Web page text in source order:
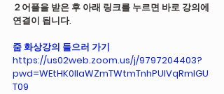
２어플을 받은 후 아래 링크를 누르면 바로 강의에
연결이 됩니다.
줌 화상강의 들으러 가기
https://us02web.zoom.us/j/9797204403?
pwd=WEtHK0llaWZmTWtmTnhPUlVqRmlGU
T09